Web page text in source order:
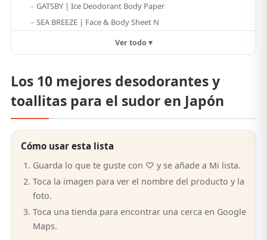
GATSBY | Ice Deodorant Body Paper
SEA BREEZE | Face & Body Sheet N
Ver todo ▾
Los 10 mejores desodorantes y
toallitas para el sudor en Japón
Cómo usar esta lista
Guarda lo que te guste con ♡ y se añade a Mi lista.
Toca la imagen para ver el nombre del producto y la
foto.
Toca una tienda para encontrar una cerca en Google
Maps.